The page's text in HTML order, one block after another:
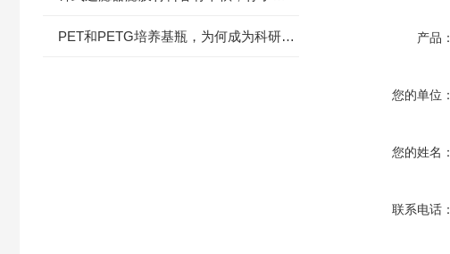
PET和PETG培养基瓶，为何成为科研试剂储存的选择? 产品：
您的单位：
您的姓名：
联系电话：